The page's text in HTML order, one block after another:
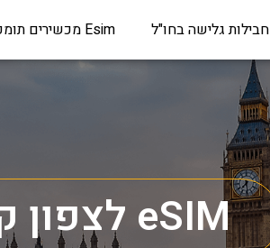
חבילות גלישה בחו"ל Esim מכשירים תומכים
eSIM לצפון קפריסין